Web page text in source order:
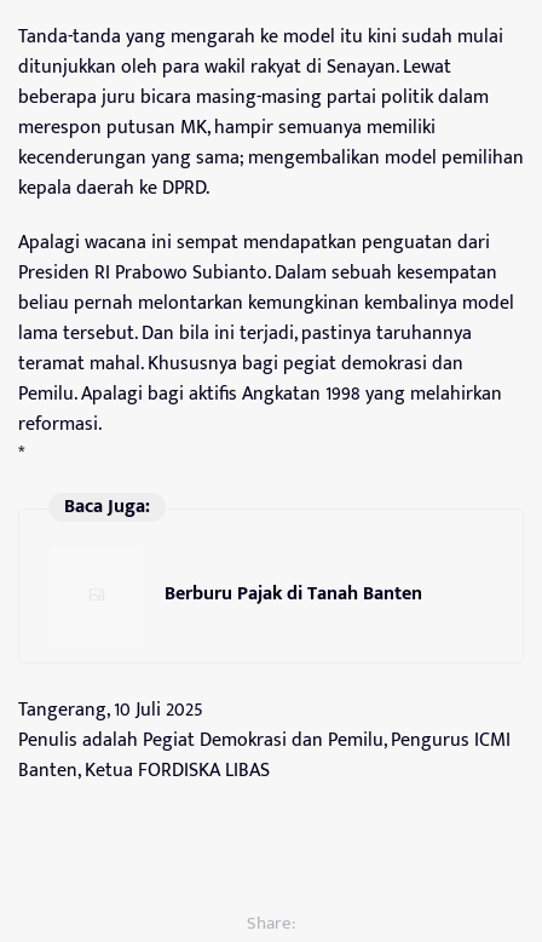
Tanda-tanda yang mengarah ke model itu kini sudah mulai
ditunjukkan oleh para wakil rakyat di Senayan. Lewat
beberapa juru bicara masing-masing partai politik dalam
merespon putusan MK, hampir semuanya memiliki
kecenderungan yang sama; mengembalikan model pemilihan
kepala daerah ke DPRD.
Apalagi wacana ini sempat mendapatkan penguatan dari
Presiden RI Prabowo Subianto. Dalam sebuah kesempatan
beliau pernah melontarkan kemungkinan kembalinya model
lama tersebut. Dan bila ini terjadi, pastinya taruhannya
teramat mahal. Khususnya bagi pegiat demokrasi dan
Pemilu. Apalagi bagi aktifis Angkatan 1998 yang melahirkan
reformasi.
*
Baca Juga:
Berburu Pajak di Tanah Banten
Tangerang, 10 Juli 2025
Penulis adalah Pegiat Demokrasi dan Pemilu, Pengurus ICMI
Banten, Ketua FORDISKA LIBAS
Share: